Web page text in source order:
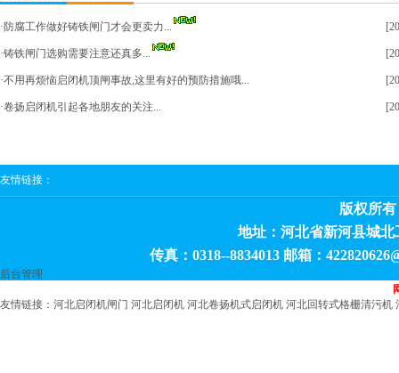
· 防腐工作做好铸铁闸门才会更卖力...
·铸铁闸门选购需要注意还真多...
·不用再烦恼启闭机顶闸事故,这里有好的预防措施哦...
·卷扬启闭机引起各地朋友的关注...
友情链接：
版权所
地址：河北省新河县城北
传真：0318--8834013 邮箱：
后台管理
友情链接： 河北启闭机闸门 河北启闭机 河北卷扬机式启闭机 河北回转式格栅清污机